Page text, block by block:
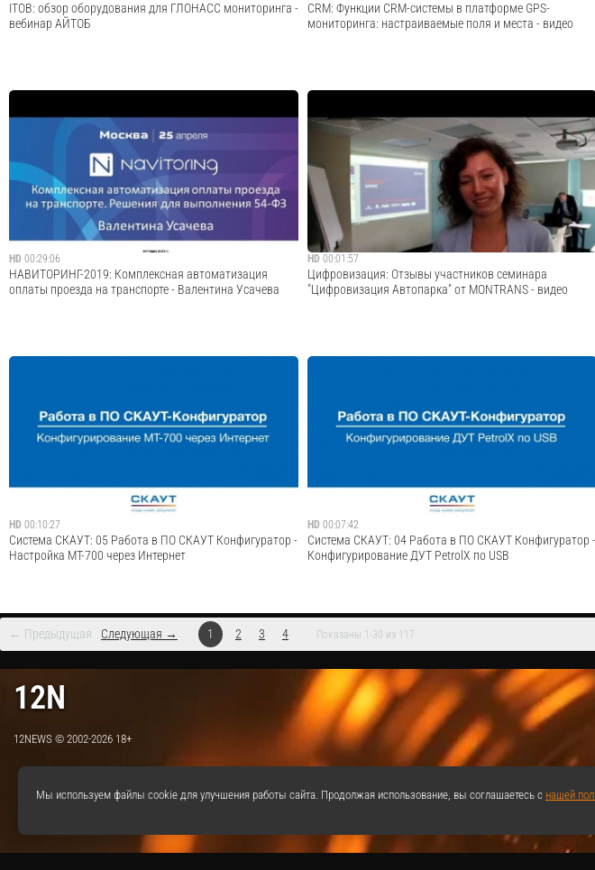
ITOB: обзор оборудования для ГЛОНАСС мониторинга -
вебинар АЙТОБ
Оборудование для ГЛОНАСС мониторинга используется
для контроля за работой автомобильного транспорта,
заполнения электронных путевых листов, учёта расхода
топлива, отслеживания времени и эффективности работы
спецтехники. Во время эфира расск...
Cмотреть видео
CRM: Функции CRM-системы в платформе GPS-
мониторинга: настраиваемые поля и места - видео
Новые функции позволяют превратить платформу
GLONASS/GPS мониторинга в CRM-систему. Гибкая и
интуитивная настройка помогут адаптировать платформу
под любого клиента и его бизнес. Дополнительная
информация о новых функциях и их возможностях...
Cмотреть видео
HD 00:29:06
НАВИТОРИНГ-2019: Комплексная автоматизация
оплаты проезда на транспорте - Валентина Усачева
транспорте. Решения для выполнения 54-ФЗ Компания:
ШТРИХ-М Официальный сайт конференции:
https://navitoring.ru/ НАВИТОРИНГ-2019: Валентина
HD 00:01:57
Цифровизация: Отзывы участников семинара
"Цифровизация Автопарка" от MONTRANS - видео
трансформации. .
Cмотреть видео
HD 00:10:27
Система СКАУТ: 05 Работа в ПО СКАУТ Конфигуратор -
Настройка МТ-700 через Интернет
видео, описывающем работу в ПО СКАУТ-Конфигуратор,
пойдёт речь о настройке мобильных терминалов при
Cмотреть видео
HD 00:07:42
Система СКАУТ: 04 Работа в ПО СКАУТ Конфигуратор -
Конфигурирование ДУТ PetrolX по USB
интерфейсами Системы СКАУТ. В четвёртом видео,
описывающем работу в ПО СКАУТ-Конфигуратор, пойдёт
речь о настройке датчика уровня топлива PetrolX при
подключении по USB. 0:10 Краткое содержание п...
Cмотреть видео
← Предыдущая Следующая → 1 2 3 4 Показаны 1-30 из 117
12N
12NEWS © 2002-2026 18+
Мы используем файлы cookie для улучшения работы сайта. Продолжая использование, вы соглашаетесь с нашей